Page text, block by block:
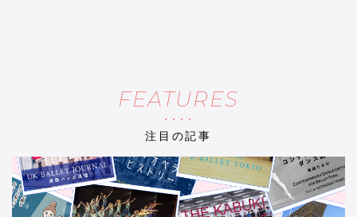
FEATURES
注目の記事